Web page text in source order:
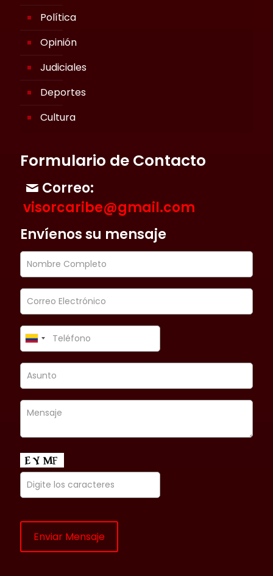
Política
Opinión
Judiciales
Deportes
Cultura
Formulario de Contacto
Correo:
visorcaribe@gmail.com
Envíenos su mensaje